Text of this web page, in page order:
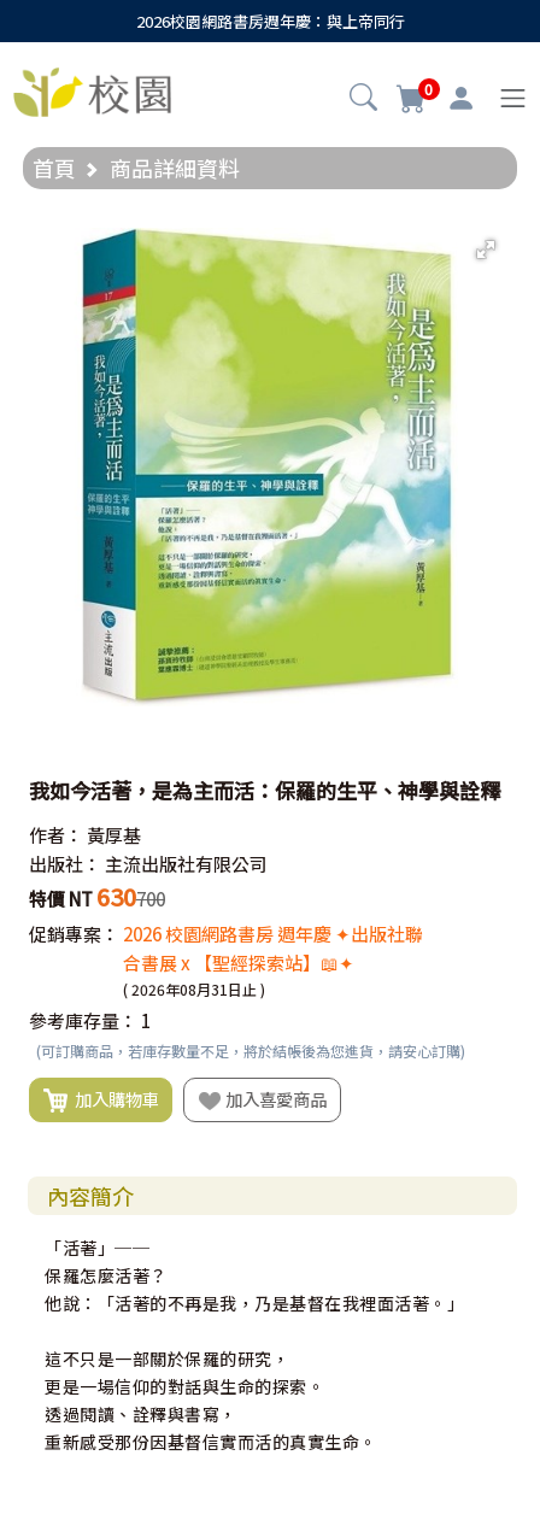
2026校園網路書房週年慶：與上帝同行
0
首頁 商品詳細資料
我如今活著，是為主而活：保羅的生平、神學與詮釋
作者： 黃厚基
出版社： 主流出版社有限公司
特價 NT 630700
促銷專案： 2026 校園網路書房 週年慶 ✦出版社聯
合書展 x 【聖經探索站】📖✦
( 2026年08月31日止 )
參考庫存量： 1
(可訂購商品，若庫存數量不足，將於結帳後為您進貨，請安心訂購)
加入購物車 加入喜愛商品
內容簡介
「活著」──
保羅怎麼活著？
他說：「活著的不再是我，乃是基督在我裡面活著。」
這不只是一部關於保羅的研究，
更是一場信仰的對話與生命的探索。
透過閱讀、詮釋與書寫，
重新感受那份因基督信實而活的真實生命。